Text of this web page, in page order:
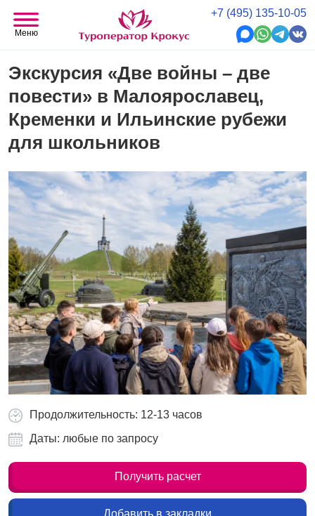
+7 (495) 135-10-05
Меню
Экскурсия «Две войны – две
повести» в Малоярославец,
Кременки и Ильинские рубежи
для школьников
Продолжительность: 12-13 часов
Даты: любые по запросу
Получить расчет